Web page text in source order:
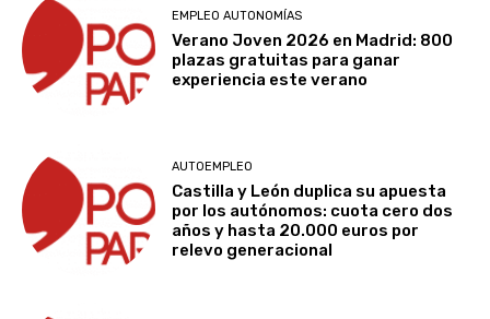
EMPLEO AUTONOMÍAS
Verano Joven 2026 en Madrid: 800
plazas gratuitas para ganar
experiencia este verano
AUTOEMPLEO
Castilla y León duplica su apuesta
por los autónomos: cuota cero dos
años y hasta 20.000 euros por
relevo generacional